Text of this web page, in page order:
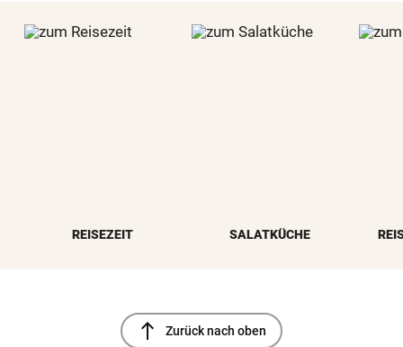
REISEZEIT SALATKÜCHE
north Zurück nach oben